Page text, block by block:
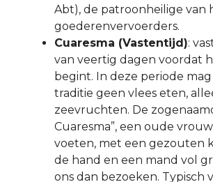
Abt), de patroonheilige van
goederenvervoerders.
Cuaresma (Vastentijd):
van veertig dagen voordat
begint. In deze periode
traditie geen vlees eten,
zeevruchten. De
Cuaresma”, een oude
voeten, met een gezouten
de hand en een mand vol
ons dan bezoeken. Typisch